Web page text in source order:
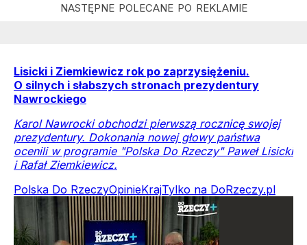
Lisicki i Ziemkiewicz rok po zaprzysiężeniu.
O silnych i słabszych stronach prezydentury
Nawrockiego
Karol Nawrocki obchodzi pierwszą rocznicę swojej
prezydentury. Dokonania nowej głowy państwa
ocenili w programie "Polska Do Rzeczy" Paweł Lisicki
i Rafał Ziemkiewicz.
Polska Do RzeczyOpinieKrajTylko na DoRzeczy.pl